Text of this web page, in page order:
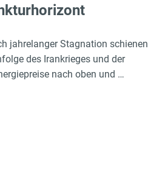
jahrelanger Stagnation schienen
des Irankrieges und der
nach oben und …